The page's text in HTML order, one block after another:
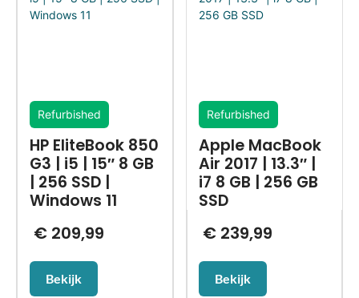
Refurbished
HP EliteBook 850
G3 | i5 | 15″ 8 GB
| 256 SSD |
Windows 11
€209,99
Bekijk
Refurbished
Apple MacBook
Air 2017 | 13.3″ |
i7 8 GB | 256 GB
SSD
€ 239,99
Bekijk